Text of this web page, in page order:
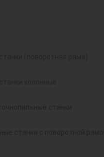
(поворотная рама)
колонные
станки
станки с поворотной рамой